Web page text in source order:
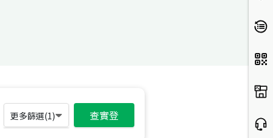
更多篩選(1) 查實登